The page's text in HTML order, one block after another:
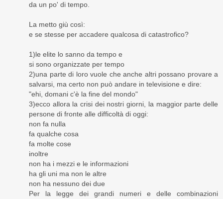
da un po' di tempo.
La metto giù così:
e se stesse per accadere qualcosa di catastrofico?
1)le elite lo sanno da tempo e
si sono organizzate per tempo
2)una parte di loro vuole che anche altri possano provare a
salvarsi, ma certo non può andare in televisione e dire:
"ehi, domani c'è la fine del mondo"
3)ecco allora la crisi dei nostri giorni, la maggior parte delle
persone di fronte alle difficoltà di oggi:
non fa nulla
fa qualche cosa
fa molte cose
inoltre
non ha i mezzi e le informazioni
ha gli uni ma non le altre
non ha nessuno dei due
Per la legge dei grandi numeri e delle combinazioni